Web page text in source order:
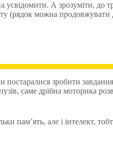
А зрозуміти, до
(рядок можна продовжувати
зробити завдання
саме дрібна моторика
але і інтелект,